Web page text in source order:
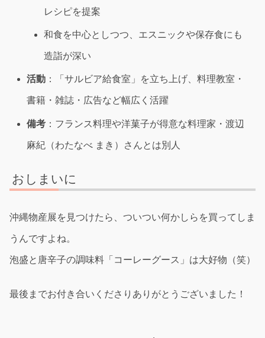
レシピを提案
和食を中心としつつ、エスニックや保存食にも
造詣が深い
活動 ：「サルビア給食室」を立ち上げ、料理教室・
書籍・雑誌・広告など幅広く活躍
備考 ：フランス料理や洋菓子が得意な料理家・渡辺
麻紀（わたなべ まき）さんとは別人
おしまいに
沖縄物産展を見つけたら、ついつい何かしらを買ってしま
うんですよね。
泡盛と唐辛子の調味料「コーレーグース」は大好物（笑）
最後までお付き合いくださりありがとうございました！